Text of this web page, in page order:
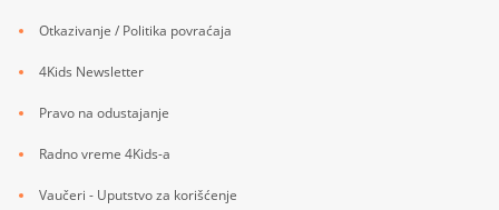
Otkazivanje / Politika povraćaja
4Kids Newsletter
Pravo na odustajanje
Radno vreme 4Kids-a
Vaučeri - Uputstvo za korišćenje